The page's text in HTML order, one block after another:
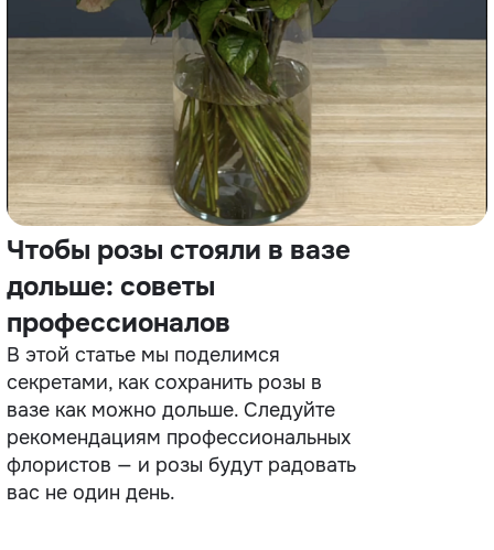
Чтобы розы стояли в вазе
дольше: советы
профессионалов
В этой статье мы поделимся
секретами, как сохранить розы в
вазе как можно дольше. Следуйте
рекомендациям профессиональных
флористов — и розы будут радовать
вас не один день.